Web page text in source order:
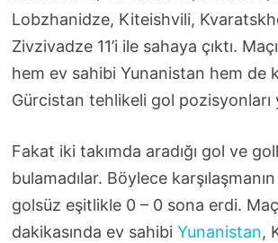
Lobzhanidze, Kiteishvili,
Zivzivadze 11’i ile sahaya çıktı.
hem ev sahibi Yunanistan hem de
Gürcistan tehlikeli gol pozisyonları
Fakat iki takımda aradığı gol ve
bulamadılar. Böylece karşılaşmanın
golsüz eşitlikle 0 – 0 sona erdi.
dakikasında ev sahibi Yunanistan,